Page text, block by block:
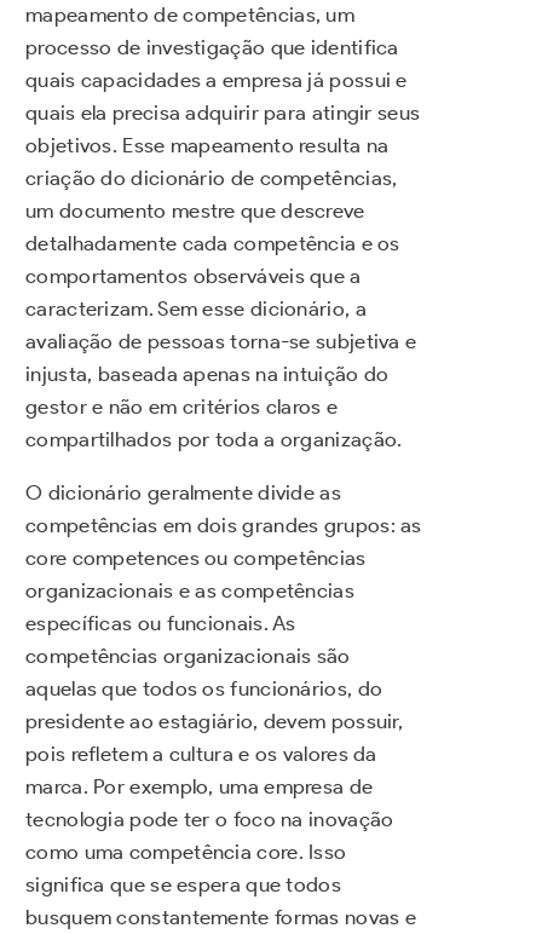
mapeamento de competências, um
processo de investigação que identifica
quais capacidades a empresa já possui e
quais ela precisa adquirir para atingir seus
objetivos. Esse mapeamento resulta na
criação do dicionário de competências,
um documento mestre que descreve
detalhadamente cada competência e os
comportamentos observáveis que a
caracterizam. Sem esse dicionário, a
avaliação de pessoas torna-se subjetiva e
injusta, baseada apenas na intuição do
gestor e não em critérios claros e
compartilhados por toda a organização.
O dicionário geralmente divide as
competências em dois grandes grupos: as
core competences ou competências
organizacionais e as competências
específicas ou funcionais. As
competências organizacionais são
aquelas que todos os funcionários, do
presidente ao estagiário, devem possuir,
pois refletem a cultura e os valores da
marca. Por exemplo, uma empresa de
tecnologia pode ter o foco na inovação
como uma competência core. Isso
significa que se espera que todos
busquem constantemente formas novas e